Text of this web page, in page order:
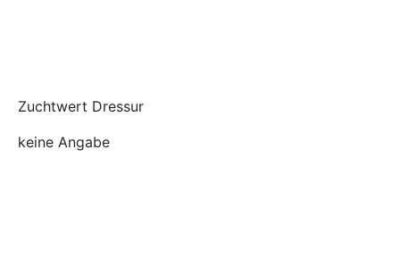
Zuchtwert Dressur
keine Angabe